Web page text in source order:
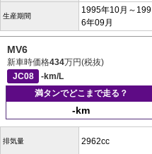
生産期間
1995年10月～199
6年09月
MV6
新車時価格434万円(税抜)
JC08
-km/L
満タンでどこまで走る？
-km
排気量 2962cc